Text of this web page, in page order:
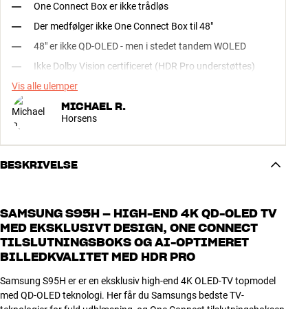
One Connect Box er ikke trådløs
Der medfølger ikke One Connect Box til 48"
48" er ikke QD-OLED - men i stedet tandem WOLED
Ikke Dolby Vision certificeret (HDR Pro understøttes)
Vis alle ulemper
MICHAEL R.
Horsens
BESKRIVELSE
SAMSUNG S95H – HIGH-END 4K QD-OLED TV
MED EKSKLUSIVT DESIGN, ONE CONNECT
TILSLUTNINGSBOKS OG AI-OPTIMERET
BILLEDKVALITET MED HDR PRO
Samsung S95H er er en eksklusiv high-end 4K OLED-TV topmodel
med QD-OLED teknologi. Her får du Samsungs bedste TV-